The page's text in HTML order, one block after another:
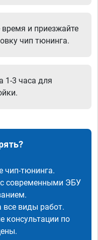
и приезжайте
чип тюнинга.
1-3 часа для
чип-тюнинга.
современными ЭБУ
все виды работ.
консультации по